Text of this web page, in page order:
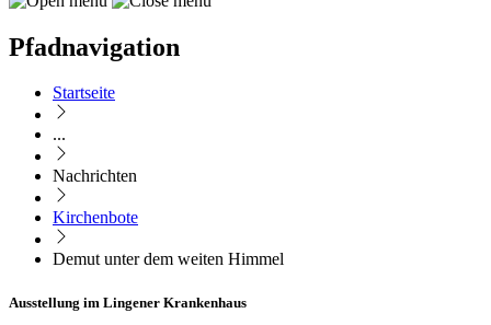
Pfadnavigation
Startseite
...
Nachrichten
Kirchenbote
Demut unter dem weiten Himmel
Ausstellung im Lingener Krankenhaus